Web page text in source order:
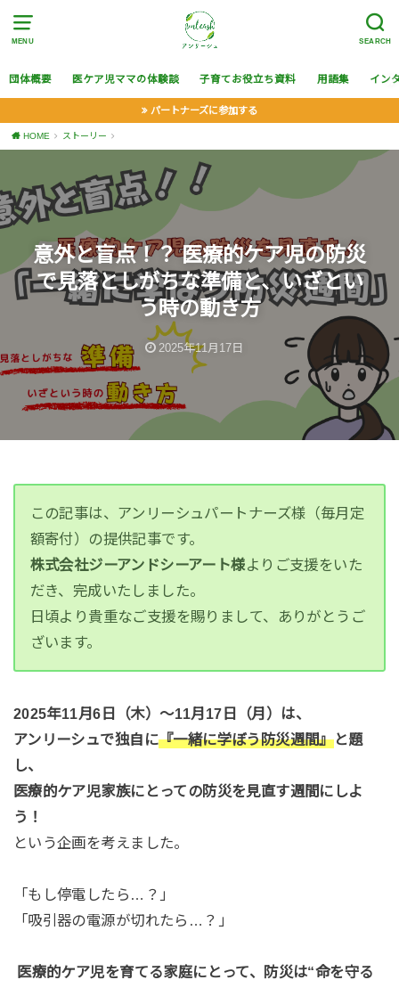
MENU SEARCH
団体概要 医ケア児ママの体験談 子育てお役立ち資料 用語集 イン
パートナーズに参加する
HOME ストーリー
意外と盲点！？ 医療的ケア児の防災
で見落としがちな準備と、いざとい
う時の動き方
2025年11月17日
この記事は、アンリーシュパートナーズ様（毎月定
額寄付）の提供記事です。
株式会社ジーアンドシーアート様よりご支援をいた
だき、完成いたしました。
日頃より貴重なご支援を賜りまして、ありがとうご
ざいます。
2025年11月6日（木）〜11月17日（月）は、
アンリーシュで独自に『一緒に学ぼう防災週間』と題
し、
医療的ケア児家族にとっての防災を見直す週間にしよ
う！
という企画を考えました。
「もし停電したら…？」
「吸引器の電源が切れたら…？」
医療的ケア児を育てる家庭にとって、防災は“命を守る